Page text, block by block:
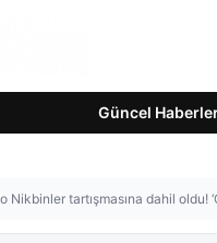
Güncel
Nikbinler tartışmasına dahil oldu!